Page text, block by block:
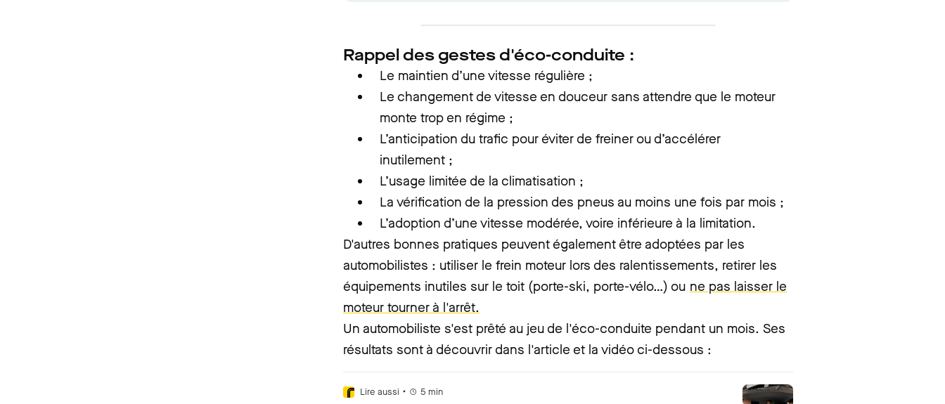
Rappel des gestes d'éco-conduite :
Le maintien d’une vitesse régulière ;
Le changement de vitesse en douceur sans attendre que le moteur
monte trop en régime ;
L’anticipation du trafic pour éviter de freiner ou d’accélérer
inutilement ;
L’usage limitée de la climatisation ;
La vérification de la pression des pneus au moins une fois par mois ;
L’adoption d’une vitesse modérée, voire inférieure à la limitation.
D'autres bonnes pratiques peuvent également être adoptées par les
automobilistes : utiliser le frein moteur lors des ralentissements, retirer les
équipements inutiles sur le toit (porte-ski, porte-vélo…) ou ne pas laisser le
moteur tourner à l'arrêt.
Un automobiliste s'est prêté au jeu de l'éco-conduite pendant un mois. Ses
résultats sont à découvrir dans l'article et la vidéo ci-dessous :
Lire aussi • 5 min